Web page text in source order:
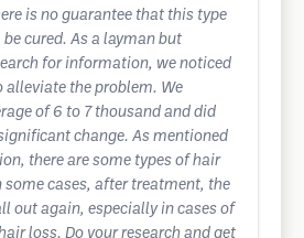
is no guarantee that this type
cured. As a layman but
for information, we noticed
alleviate the problem. We
of 6 to 7 thousand and did
change. As mentioned
there are some types of hair
some cases, after treatment, the
out again, especially in cases of
loss. Do your research and get